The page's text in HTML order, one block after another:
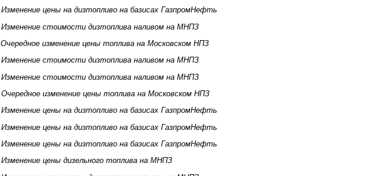
Изменение цены на дизтопливо на базисах ГазпромНефть
Изменение стоимости дизтоплива наливом на МНПЗ
Очередное изменение цены топлива на Московском НПЗ
Изменение стоимости дизтоплива наливом на МНПЗ
Изменение стоимости дизтоплива наливом на МНПЗ
Очередное изменение цены топлива на Московском НПЗ
Изменение цены на дизтопливо на базисах ГазпромНефть
Изменение цены на дизтопливо на базисах ГазпромНефть
Изменение цены на дизтопливо на базисах ГазпромНефть
Изменение цены дизельного топлива на МНПЗ